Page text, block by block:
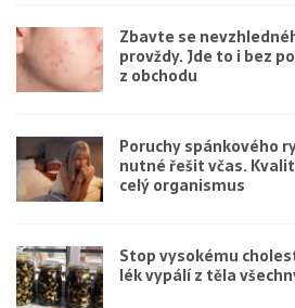
Zbavte se
provždy. Jde to i bez
z obchodu
Poruchy spánkového
nutné řešit včas.
celý organismus
Stop vysokému
lék vypálí z těla